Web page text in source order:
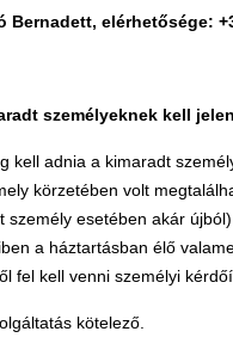
elérhetősége:
személyeknek kell
kell adnia a kimaradt
körzetében volt
esetében akár
a háztartásban élő
fel kell venni személyi
kötelező.